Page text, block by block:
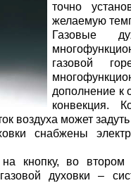
точно
желаемую
Газовые
газовой
дополнение к
конвекция.
воздуха может
снабжены
кнопку, во втором
духовки –